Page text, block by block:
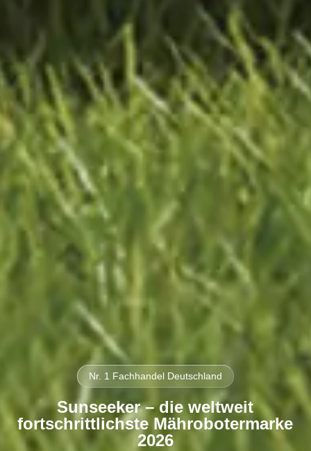
Nr. 1 Fachhandel Deutschland
Sunseeker – die weltweit
fortschrittlichste Mährobotermarke
2026